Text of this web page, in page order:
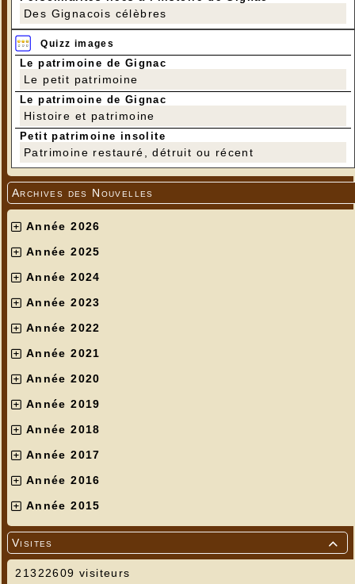
Des Gignacois célèbres
Quizz images
Le patrimoine de Gignac
Le petit patrimoine
Le patrimoine de Gignac
Histoire et patrimoine
Petit patrimoine insolite
Patrimoine restauré, détruit ou récent
Archives des Nouvelles
Année 2026
Année 2025
Année 2024
Année 2023
Année 2022
Année 2021
Année 2020
Année 2019
Année 2018
Année 2017
Année 2016
Année 2015

Visites
21322609 visiteurs